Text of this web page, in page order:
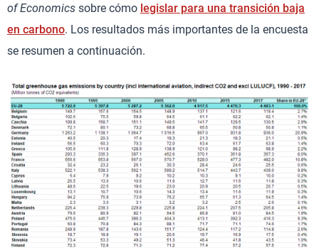
of Economics sobre cómo legislar para una transición baja
en carbono. Los resultados más importantes de la encuesta
se resumen a continuación.